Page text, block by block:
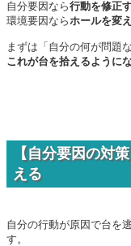
自分要因なら行動を修正
環境要因ならホールを変
まずは「自分の何が問題
これが台を拾えるように
【自分要因の対
える
自分の行動が原因で台を
す。